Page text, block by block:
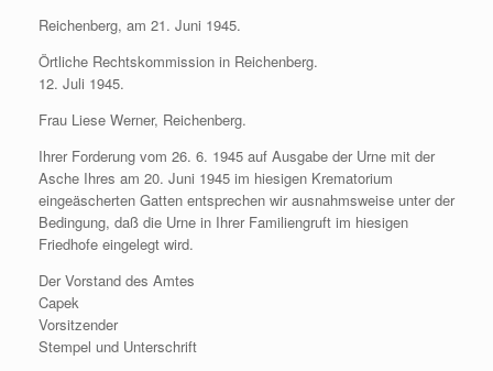
Reichenberg, am 21. Juni 1945.
Örtliche Rechtskommission in Reichenberg.
12. Juli 1945.
Frau Liese Werner, Reichenberg.
Ihrer Forderung vom 26. 6. 1945 auf Ausgabe der Urne mit der
Asche Ihres am 20. Juni 1945 im hiesigen Krematorium
eingeäscherten Gatten entsprechen wir ausnahmsweise unter der
Bedingung, daß die Urne in Ihrer Familiengruft im hiesigen
Friedhofe eingelegt wird.
Der Vorstand des Amtes
Capek
Vorsitzender
Stempel und Unterschrift